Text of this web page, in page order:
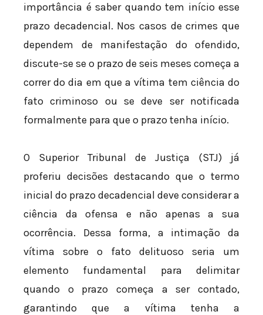
importância é saber quando tem início esse
prazo decadencial. Nos casos de crimes que
dependem de manifestação do ofendido,
discute-se se o prazo de seis meses começa a
correr do dia em que a vítima tem ciência do
fato criminoso ou se deve ser notificada
formalmente para que o prazo tenha início.
O Superior Tribunal de Justiça (STJ) já
proferiu decisões destacando que o termo
inicial do prazo decadencial deve considerar a
ciência da ofensa e não apenas a sua
ocorrência. Dessa forma, a intimação da
vítima sobre o fato delituoso seria um
elemento fundamental para delimitar
quando o prazo começa a ser contado,
garantindo que a vítima tenha a